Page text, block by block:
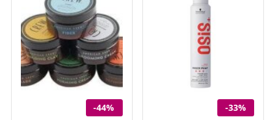
-44% -33%